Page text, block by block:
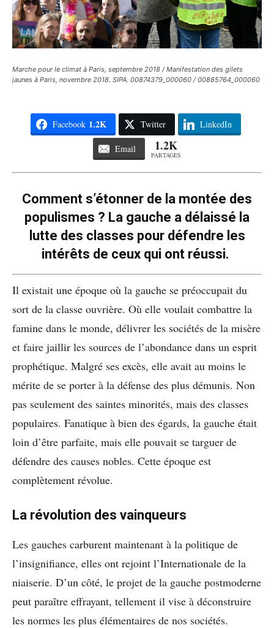
Marche pour le climat à Paris, septembre 2018 / Manifestation des gilets
jaunes à Paris, novembre 2018. SIPA. 00874379_000060 / 00885764_000060
Facebook 1.2K Twitter LinkedIn
Email 1.2K
PARTAGES
Comment s’étonner de la montée des
populismes ? La gauche a délaissé la
lutte des classes pour défendre les
intérêts de ceux qui ont réussi.
Il existait une époque où la gauche se préoccupait du
sort de la classe ouvrière. Où elle voulait combattre la
famine dans le monde, délivrer les sociétés de la misère
et faire jaillir les sources de l’abondance dans un esprit
prophétique. Malgré ses excès, elle avait au moins le
mérite de se porter à la défense des plus démunis. Non
pas seulement des saintes minorités, mais des classes
populaires. Fanatique à bien des égards, la gauche était
loin d’être parfaite, mais elle pouvait se targuer de
défendre des causes nobles. Cette époque est
complètement révolue.
La révolution des vainqueurs
Les gauches carburent maintenant à la politique de
l’insignifiance, elles ont rejoint l’Internationale de la
niaiserie. D’un côté, le projet de la gauche postmoderne
peut paraître effrayant, tellement il vise à déconstruire
les normes les plus élémentaires de nos sociétés.